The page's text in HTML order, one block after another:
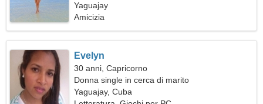
Yaguajay
Amicizia
Evelyn
30 anni, Capricorno
Donna single in cerca di marito
Yaguajay, Cuba